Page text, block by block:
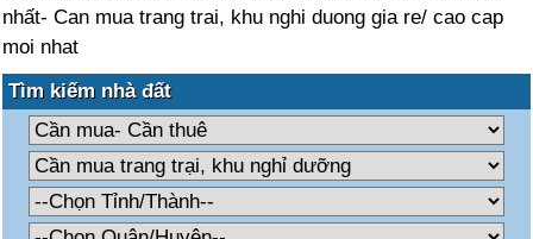
nhất- Can mua trang trai, khu nghi duong gia re/ cao cap
moi nhat
Tìm kiếm nhà đất